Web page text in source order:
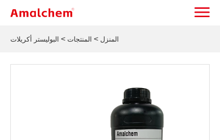
المنزل > المنتجات > البوليستر أكريلات